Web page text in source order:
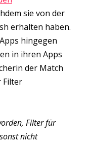
sie von der
erhalten haben.
hingegen
in ihren Apps
der Match
Filter
Filter für
nicht